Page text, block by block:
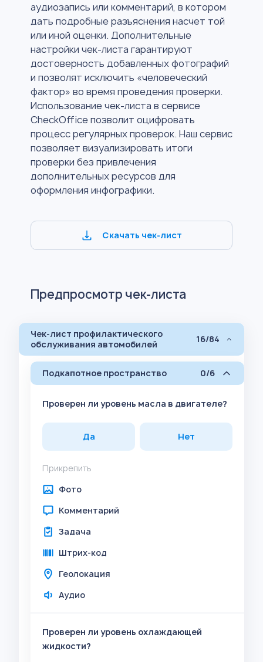
аудиозапись или комментарий, в котором
дать подробные разъяснения насчет той
или иной оценки. Дополнительные
настройки чек-листа гарантируют
достоверность добавленных фотографий
и позволят исключить «человеческий
фактор» во время проведения проверки.
Использование чек-листа в сервисе
CheckOffice позволит оцифровать
процесс регулярных проверок. Наш сервис
позволяет визуализировать итоги
проверки без привлечения
дополнительных ресурсов для
оформления инфографики.
Скачать чек-лист
Предпросмотр чек-листа
Чек-лист профилактического
обслуживания автомобилей
16/84
Подкапотное пространство 0/6
Проверен ли уровень масла в двигателе?
Да Нет
Прикрепить
Фото
Комментарий
Задача
Штрих-код
Геолокация
Аудио
Проверен ли уровень охлаждающей
жидкости?